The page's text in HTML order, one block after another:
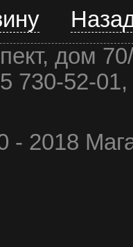
дом
730-52-
- 2018